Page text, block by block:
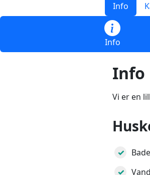
Info
Info
Info
Vi er en